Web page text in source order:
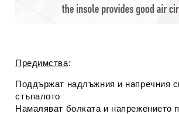
Предимства:
Поддържат надлъжния и напречния
стъпалото
Намаляват болката и напрежението